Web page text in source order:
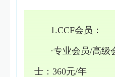
1.CCF会员：
·专业会员/高级
士：360元/年